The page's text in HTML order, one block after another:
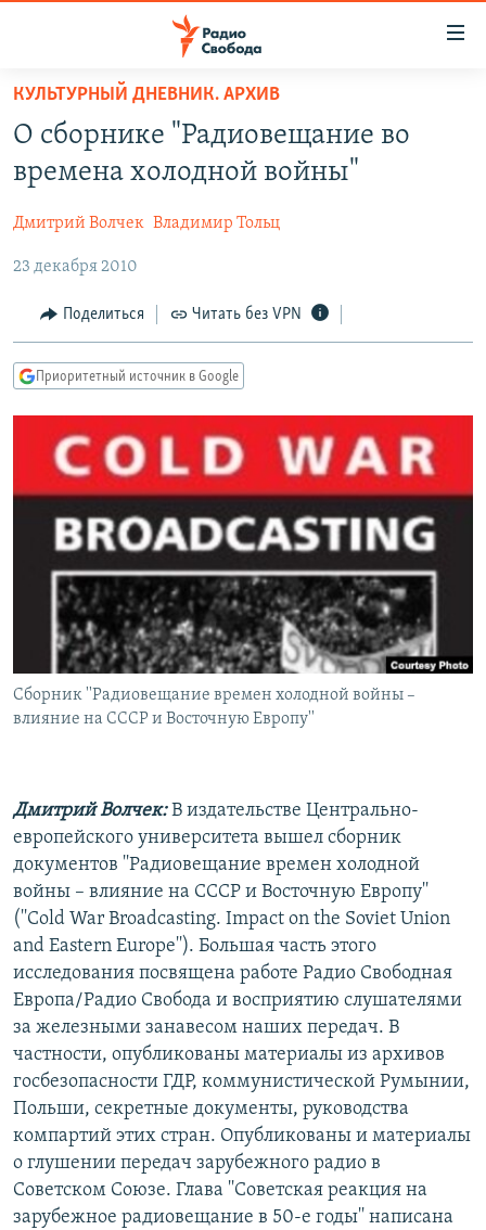
упрощенного
доступа
основному
Вернутся
главной
навигации
Вернутся
ПРОГРАММЫ
ПОДКАСТЫ
АВТОРСКИЕ ПРОЕКТЫ
ЦИТАТЫ СВОБОДЫ
МНЕНИЯ
КУЛЬТУРА
IDEL.РЕАЛИИ
КАВКАЗ.РЕАЛИИ
СЕВЕР.РЕАЛИИ
СИБИРЬ.РЕАЛИИ
РАСПИСАНИЕ ВЕЩАНИЯ
ПОДПИШИТЕСЬ НА РАССЫЛКУ
СОЦИАЛЬНЫЕ СЕТИ
КУЛЬТУРНЫЙ ДНЕВНИК. АРХИВ
О сборнике "Радиовещание во
времена холодной войны"
Дмитрий Волчек Владимир Тольц
23 декабря 2010
Поделиться Читать без VPN
Приоритетный источник в Google
Сборник ''Радиовещание времен холодной войны –
влияние на СССР и Восточную Европу''
Дмитрий Волчек:В издательстве Центрально-
европейского университета вышел сборник
документов ''Радиовещание времен холодной
войны – влияние на СССР и Восточную Европу''
(''Cold War Broadcasting. Impact on the Soviet Union
and Eastern Europe''). Большая часть этого
исследования посвящена работе Радио Свободная
Европа/Радио Свобода и восприятию слушателями
за железными занавесом наших передач. В
частности, опубликованы материалы из архивов
госбезопасности ГДР, коммунистической Румынии,
Польши, секретные документы, руководства
компартий этих стран. Опубликованы и материалы
о глушении передач зарубежного радио в
Советском Союзе. Глава ''Советская реакция на
зарубежное радиовещание в 50-е годы'' написана